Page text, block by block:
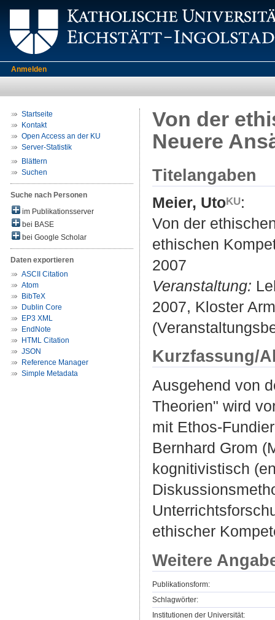
Anmelden
Startseite
Kontakt
Open Access an der KU
Server-Statistik
Blättern
Suchen
Suche nach Personen
im Publikationsserver
bei BASE
bei Google Scholar
Daten exportieren
ASCII Citation
Atom
BibTeX
Dublin Core
EP3 XML
EndNote
HTML Citation
JSON
Reference Manager
Simple Metadata
Von der
Neuere
Titelangaben
Meier, Uto
:
Von der
ethischen
2007
Veranstaltung:
2007, Kloster
Kurzfassung/
Ausgehend von
Theorien" wird
mit Ethos-
Bernhard Grom
kognitivistisch
ethischer
Weitere
Publikationsform:
Schlagwörter:
Institutionen der Universität: